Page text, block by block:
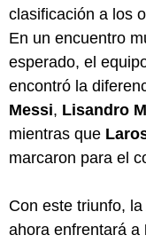
clasificación a los
En un encuentro
esperado, el
encontró la
Messi, Lisandro
mientras que
marcaron para el
Con este triunfo,
ahora enfrentará a